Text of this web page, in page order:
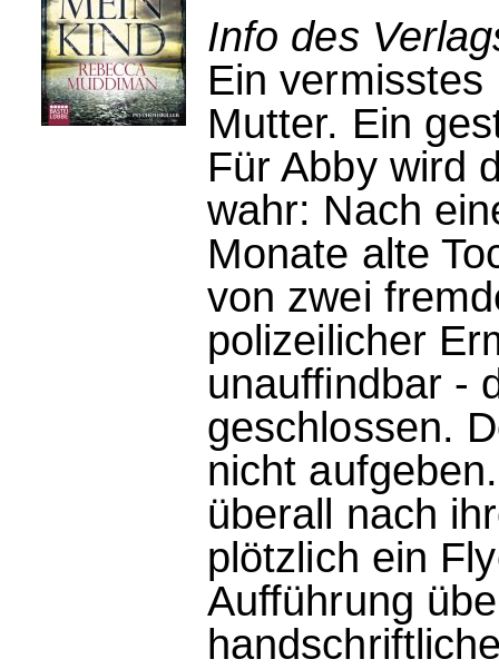
Info des
Ein
Mutter. Ein
Für Abby wird
wahr: Nach
Monate alte
von zwei
polizeilicher
unauffindbar -
geschlossen.
nicht
überall nach
plötzlich ein
Aufführung